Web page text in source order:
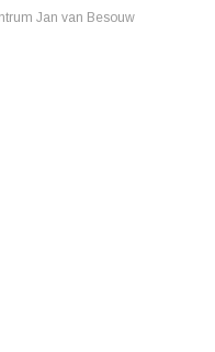
Jan van Besouw